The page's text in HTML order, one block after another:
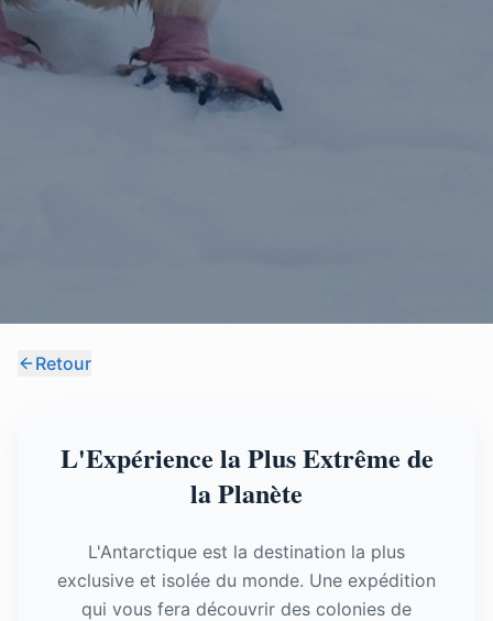
Retour
L'Expérience la Plus Extrême de
la Planète
L'Antarctique est la destination la plus
exclusive et isolée du monde. Une expédition
qui vous fera découvrir des colonies de